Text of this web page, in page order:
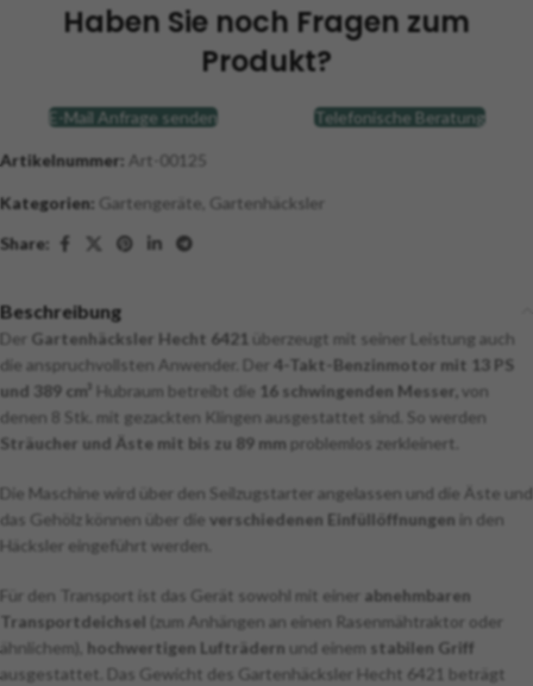
Haben Sie noch Fragen zum
Produkt?
E-Mail Anfrage senden Telefonische Beratung
Artikelnummer: Art-00125
Kategorien: Gartengeräte Gartenhäcksler
Share:
Beschreibung
Der Gartenhäcksler Hecht 6421 überzeugt mit seiner Leistung auch
die anspruchvollsten Anwender. Der 4-Takt-Benzinmotor mit 13 PS
und 389 cm³ Hubraum betreibt die 16 schwingenden Messer, von
denen 8 Stk. mit gezackten Klingen ausgestattet sind. So werden
Sträucher und Äste mit bis zu 89 mm problemlos zerkleinert.
Die Maschine wird über den Seilzugstarter angelassen und die Äste und
das Gehölz können über die verschiedenen Einfüllöffnungen in den
Häcksler eingeführt werden.
Für den Transport ist das Gerät sowohl mit einer abnehmbaren
Transportdeichsel (zum Anhängen an einen Rasenmähtraktor oder
ähnlichem), hochwertigen Lufträdern und einem stabilen Griff
ausgestattet. Das Gewicht des Gartenhäcksler Hecht 6421 beträgt